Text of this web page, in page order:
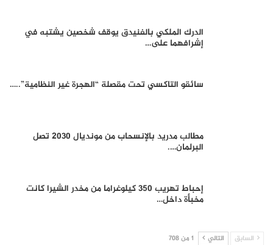
الدرك الملكي بالفنيدق يوقف شخصين يشتبه في
إشرافهما على…
سائقو التاكسي تحت مقصلة “الهجرة غير النظامية”..…
مطالب مدريد بالإنسحاب من مونديال 2030 تصل
البرلمان….
إحباط تهريب 350 كيلوغراما من مخدر الشيرا كانت
مخبأة داخل…
السابق التالي 1 من 708